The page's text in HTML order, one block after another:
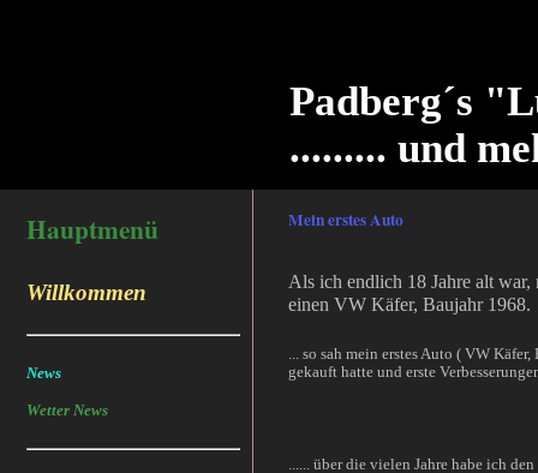
Padberg´s
......... und
Hauptmenü
Willkommen
News
Wetter News
Mein erstes Auto
Als ich endlich 18 Jahre alt
einen VW Käfer, Baujahr 1968.
... so sah mein erstes Auto ( VW
gekauft hatte und erste
...... über die vielen Jahre habe ich